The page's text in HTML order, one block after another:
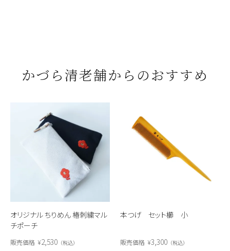
かづら清老舗からのおすすめ
オリジナル ちりめん 椿刺繍マル
チポーチ
販売価格 ¥2,530 税込
本つげ セット櫛 小
販売価格 ¥3,300 税込